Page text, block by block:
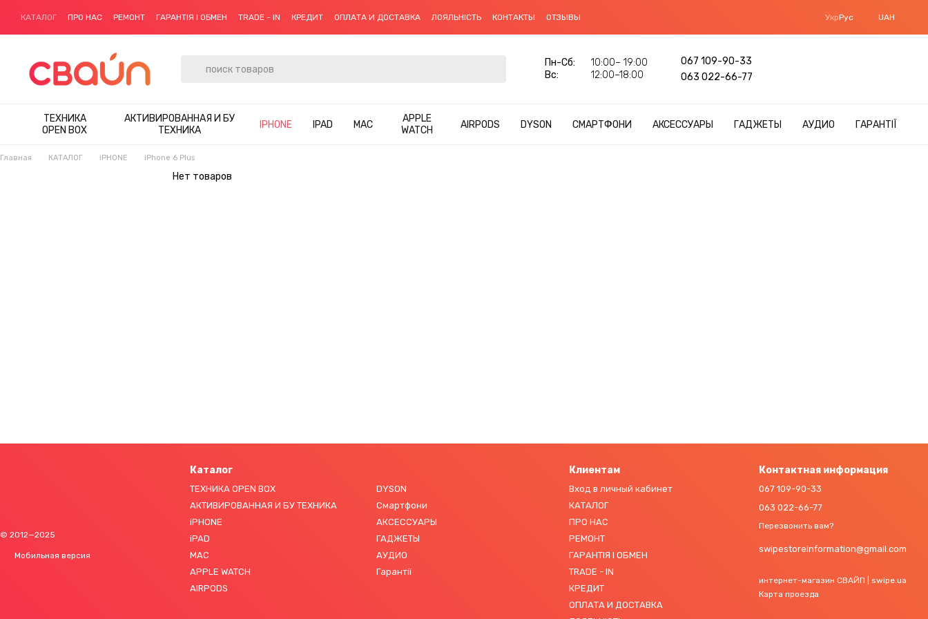
КАТАЛОГ ПРО НАС РЕМОНТ ГАРАНТІЯ І ОБМЕН TRADE - IN КРЕДИТ ОПЛАТА И ДОСТАВКА ЛОЯЛЬНІСТЬ КОНТАКТЫ ОТЗЫВЫ УкрРус UAH
Пн-Сб:
10:00– 19:00
Вс:
12:00–18:00
067 109-90-33
063 022-66-77
ТЕХНИКА
OPEN BOX
АКТИВИРОВАННАЯ И БУ
ТЕХНИКА
IPHONE IPAD MAC
APPLE
WATCH
AIRPODS DYSON СМАРТФОНИ АКСЕССУАРЫ ГАДЖЕТЫ АУДИО ГАРАНТІЇ
Главная КАТАЛОГ iPHONE iPhone 6 Plus
Нет товаров
© 2012—2025
Мобильная версия
Каталог
ТЕХНИКА OPEN BOX
АКТИВИРОВАННАЯ И БУ ТЕХНИКА
iPHONE
iPAD
MAC
APPLE WATCH
AIRPODS
DYSON
Смартфони
АКСЕССУАРЫ
ГАДЖЕТЫ
АУДИО
Гарантії
Клиентам
Вход в личный кабинет
КАТАЛОГ
ПРО НАС
РЕМОНТ
ГАРАНТІЯ І ОБМЕН
TRADE - IN
КРЕДИТ
ОПЛАТА И ДОСТАВКА
Контактная информация
067 109-90-33
063 022-66-77
Перезвонить вам?
swipestoreinformation@gmail.com
интернет-магазин СВАЙП | swipe.ua
Карта проезда